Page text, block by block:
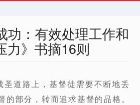
功：有效处理工作和
力》书摘16则
圣道路上，基督徒需要不断地丢
的部分，转而追求基督的品格。